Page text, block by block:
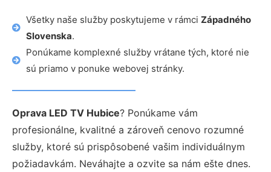
Všetky naše služby poskytujeme v rámci Západného
Slovenska.
Ponúkame komplexné služby vrátane tých, ktoré nie
sú priamo v ponuke webovej stránky.
Oprava LED TV Hubice? Ponúkame vám
profesionálne, kvalitné a zároveň cenovo rozumné
služby, ktoré sú prispôsobené vašim individuálnym
požiadavkám. Neváhajte a ozvite sa nám ešte dnes.